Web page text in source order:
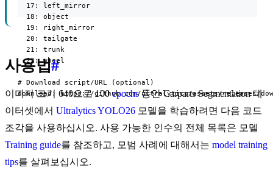
  17: left_mirror
  18: object
  19: right_mirror
  20: tailgate
  21: trunk
  22: wheel
# Download script/URL (optional)
download: https://github.com/ultralytics/assets/releases/
사용법#
이미지 크기 640으로 100epochs동안 Carparts Segmentation 데
이터셋에서 Ultralytics YOLO26 모델을 학습하려면 다음 코드
조각을 사용하십시오. 사용 가능한 인수의 전체 목록은 모델
Training guide를 참조하고, 모범 사례에 대해서는 model training
tips를 살펴보십시오.